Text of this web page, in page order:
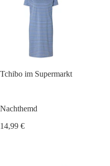
Tchibo im Supermarkt
Nachthemd
14,99 €